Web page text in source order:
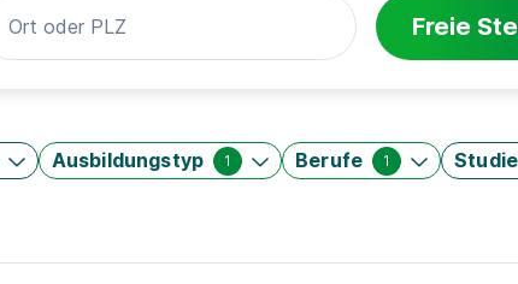
Freie
Ausbildungstyp 1 Berufe 1